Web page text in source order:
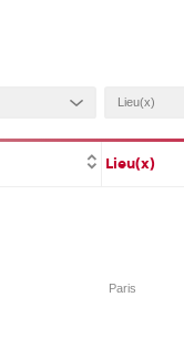
Lieu(x)
Paris